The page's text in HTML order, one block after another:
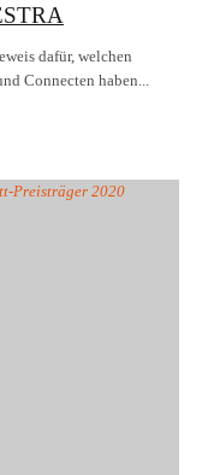
dafür, welchen
Connecten haben...